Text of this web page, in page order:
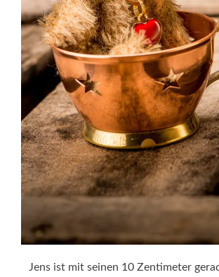
Jens ist mit seinen 10 Zentimeter